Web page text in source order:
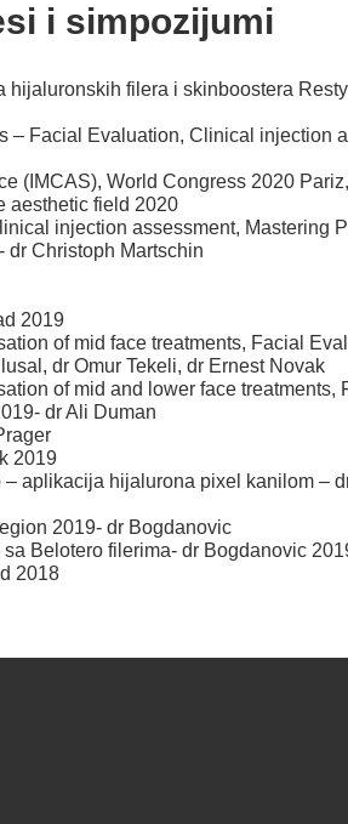
i simpozijumi
hijaluronskih filera i skinboostera
– Facial Evaluation, Clinical injection
(IMCAS), World Congress 2020
aesthetic field 2020
injection assessment, Mastering
dr Christoph Martschin
2019
of mid face treatments, Facial
dr Omur Tekeli, dr Ernest Novak
of mid and lower face treatments,
dr Ali Duman
2019
aplikacija hijalurona pixel kanilom –
2019- dr Bogdanovic
Belotero filerima- dr Bogdanovic
2018